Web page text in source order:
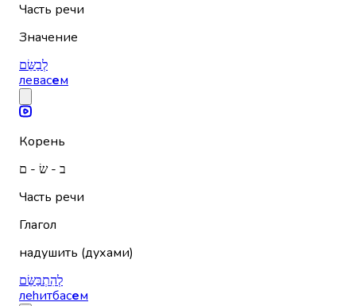
Часть речи
Значение
לְבַשֵּׂם
левасем
Корень
ב - שׂ - ם
Часть речи
Глагол
надушить (духами)
לְהִתְבַּשֵּׂם
леhитбасем